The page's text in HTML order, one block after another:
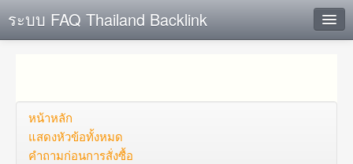
ระบบ FAQ Thailand Backlink
ตั้งคำถาม
ดูคำถาม
หน้าหลัก
แสดงหัวข้อทั้งหมด
คำถาม​ก่อน​การ​สั่งซื้อ​